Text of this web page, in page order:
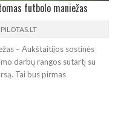
futbolo maniežas
PILOTAS.LT
– Aukštaitijos sostinės
darbų rangos sutartį su
Tai bus pirmas